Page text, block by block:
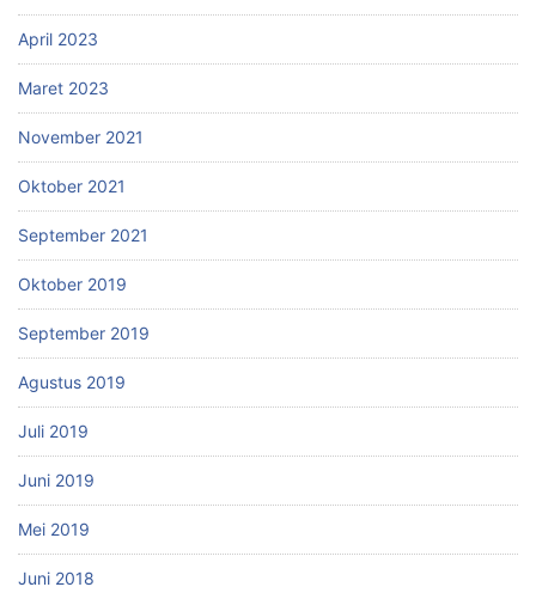
April 2023
Maret 2023
November 2021
Oktober 2021
September 2021
Oktober 2019
September 2019
Agustus 2019
Juli 2019
Juni 2019
Mei 2019
Juni 2018